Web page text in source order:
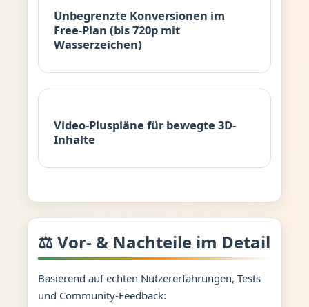
Unbegrenzte Konversionen im
Free-Plan (bis 720p mit
Wasserzeichen)
Video-Pluspläne für bewegte 3D-
Inhalte
⚖️ Vor- & Nachteile im Detail
Basierend auf echten Nutzererfahrungen, Tests
und Community-Feedback: